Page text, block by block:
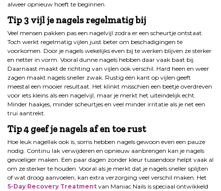
alweer opnieuw hoeft te beginnen.
Tip 3 vijl je nagels regelmatig bij
Veel mensen pakken pas een nagelvijl zodra er een scheurtje ontstaat.
Toch werkt regelmatig vijlen juist beter om beschadigingen te
voorkomen. Door je nagels wekelijks even bij te werken blijven ze sterker
en netter in vorm. Vooral dunne nagels hebben daar vaak baat bij.
Daarnaast maakt de richting van vijlen ook verschil. Hard heen en weer
zagen maakt nagels sneller zwak. Rustig één kant op vijlen geeft
meestal een mooier resultaat. Het klinkt misschien een beetje overdreven
voor iets kleins als een nagelvijl, maar je merkt het uiteindelijk echt.
Minder haakjes, minder scheurtjes en veel minder irritatie als je net een
trui aantrekt.
Tip 4 geef je nagels af en toe rust
Hoe leuk nagellak ook is, soms hebben nagels gewoon even een pauze
nodig. Continu lak verwijderen en opnieuw aanbrengen kan je nagels
gevoeliger maken. Een paar dagen zonder kleur tussendoor helpt vaak al
om ze sterker te houden. Vooral als je merkt dat je nagels sneller splijten
of wat droog aanvoelen, kan extra verzorging veel verschil maken. Het
5-Day Recovery Treatment van Maniac Nails is speciaal ontwikkeld